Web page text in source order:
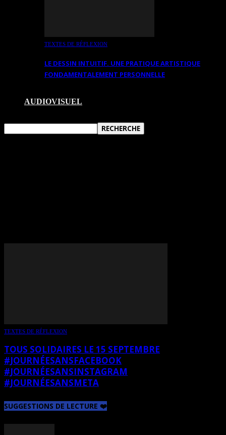
TEXTES DE RÉFLEXION
LE DESSIN INTUITIF. UNE PRATIQUE ARTISTIQUE
FONDAMENTALEMENT PERSONNELLE
AUDIOVISUEL
TEXTES DE RÉFLEXION
TOUS SOLIDAIRES LE 15 SEPTEMBRE
#JOURNÉESANSFACEBOOK
#JOURNÉESANSINSTAGRAM
#JOURNÉESANSMETA
SUGGESTIONS DE LECTURE ❤️